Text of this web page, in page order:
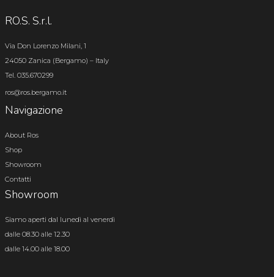
RO.S. S.r.l.
Via Don Lorenzo Milani, 1
24050 Zanica (Bergamo) – Italy
Tel. 035.670299
ros@ros.bergamo.it
Navigazione
About Ros
Shop
Showroom
Contatti
Showroom
Siamo aperti dal lunedì al venerdì
dalle 08.30 alle 12.30
dalle 14.00 alle 18.00